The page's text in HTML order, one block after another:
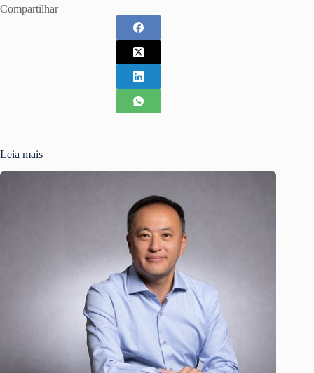
Compartilhar
Leia mais